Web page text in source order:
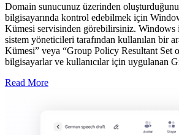
Domain sunucunuz üzerinden
bilgisayarında kontrol edebilmek için
Kümesi servisinden görebilirsiniz. Windows
sistem yöneticileri tarafından kullanılan bir
Kümesi” veya “Group Policy Resultant Set
bilgisayarlar ve kullanıcılar için uygulanan
Read More